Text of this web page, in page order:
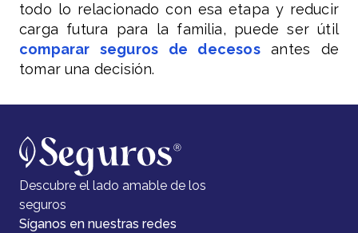
todo lo relacionado con esa etapa y reducir
carga futura para la familia, puede ser útil
comparar seguros de decesosantes de
tomar una decisión.
Descubre el lado amable de los
seguros
Síganos en nuestras redes